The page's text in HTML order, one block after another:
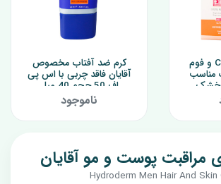
پک کرم ویتامین C و فوم
خشک
کرم ضد آفتاب مخصوص
آقایان فاقد چربی با اس پی
اف 50 حجم 40 میل
ناموجود
Hydroderm Men Hair And